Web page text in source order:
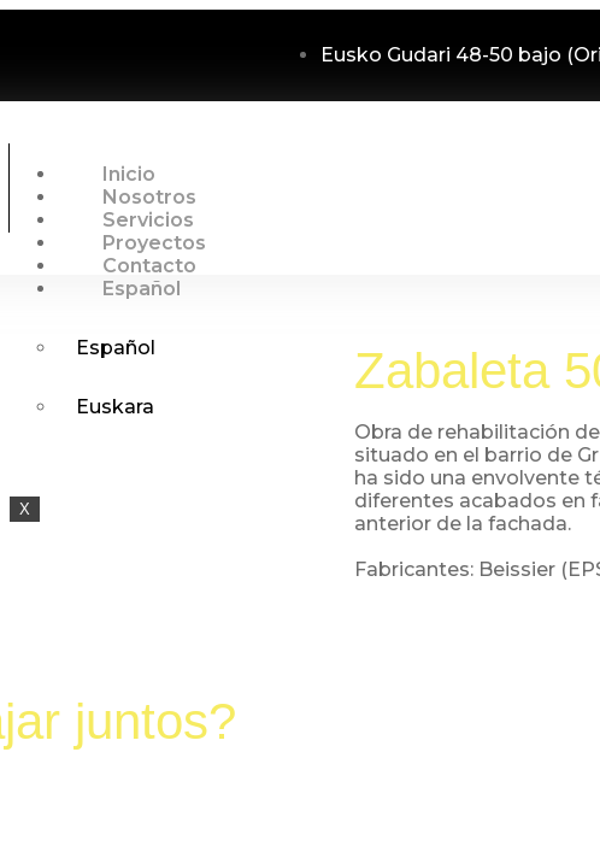
Eusko Gudari 48-50 bajo
Inicio
Nosotros
Servicios
Proyectos
Contacto
Español
Español
Euskara
X
Zabaleta
Obra de rehabilitación
situado en el barrio de
ha sido una envolvente
diferentes acabados en
anterior de la fachada.
Fabricantes: Beissier
juntos?